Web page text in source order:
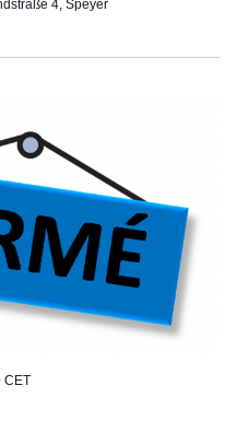
4, Speyer
CET